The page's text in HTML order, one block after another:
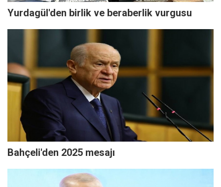
Yurdagül'den birlik ve beraberlik vurgusu
Bahçeli'den 2025 mesajı